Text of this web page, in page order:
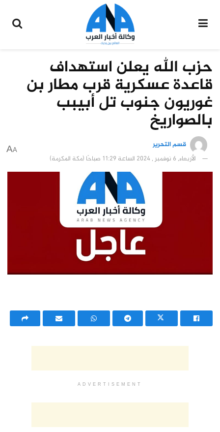
حزب الله يعلن استهداف
قاعدة عسكرية قرب مطار بن
غوريون جنوب تل أبيبب
بالصواريخ
قسم التحرير
الأربعاء, 6 نوفمبر , 2024 الساعة 11:29 صباحًا (مكة المكرمة)
A
A
ADVERTISEMENT